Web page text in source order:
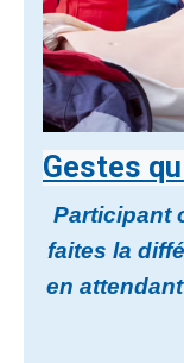
Gestes
Participant
faites la
en